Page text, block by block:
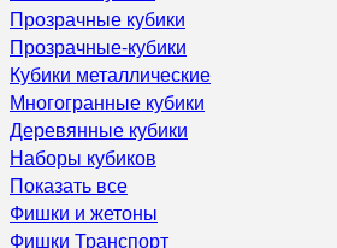
Прозрачные кубики
Прозрачные-кубики
Кубики металлические
Многогранные кубики
Деревянные кубики
Наборы кубиков
Показать все
Фишки и жетоны
Фишки Транспорт